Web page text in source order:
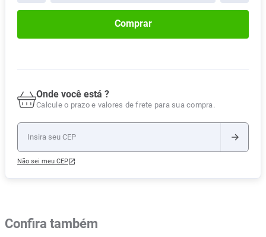
Comprar
Onde você está ?
Calcule o prazo e valores de frete para sua compra.
Não sei meu CEP
Confira também